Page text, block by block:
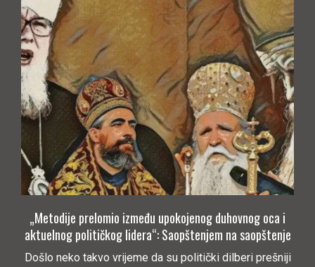
„Metodije prelomio između upokojenog duhovnog oca i
aktuelnog političkog lidera“: Saopštenjem na saopštenje
Došlo neko takvo vrijeme da su politički dilberi prešniji